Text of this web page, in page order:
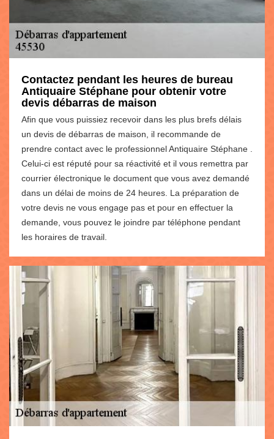
Contactez pendant les heures de bureau
Antiquaire Stéphane pour obtenir votre
devis débarras de maison
Afin que vous puissiez recevoir dans les plus brefs délais
un devis de débarras de maison, il recommande de
prendre contact avec le professionnel Antiquaire Stéphane .
Celui-ci est réputé pour sa réactivité et il vous remettra par
courrier électronique le document que vous avez demandé
dans un délai de moins de 24 heures. La préparation de
votre devis ne vous engage pas et pour en effectuer la
demande, vous pouvez le joindre par téléphone pendant
les horaires de travail.